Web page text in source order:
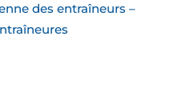
des entraîneurs –